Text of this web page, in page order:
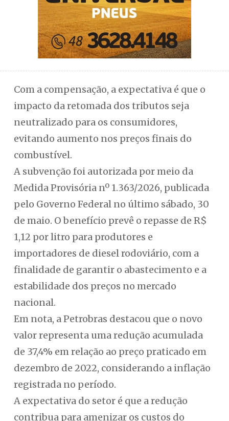
Com a compensação, a expectativa é que o
impacto da retomada dos tributos seja
neutralizado para os consumidores,
evitando aumento nos preços finais do
combustível.
A subvenção foi autorizada por meio da
Medida Provisória nº 1.363/2026, publicada
pelo Governo Federal no último sábado, 30
de maio. O benefício prevê o repasse de R$
1,12 por litro para produtores e
importadores de diesel rodoviário, com a
finalidade de garantir o abastecimento e a
estabilidade dos preços no mercado
nacional.
Em nota, a Petrobras destacou que o novo
valor representa uma redução acumulada
de 37,4% em relação ao preço praticado em
dezembro de 2022, considerando a inflação
registrada no período.
A expectativa do setor é que a redução
contribua para amenizar os custos do